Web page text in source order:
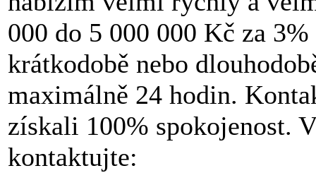
000 do 5 000 000 Kč za
krátkodobě nebo
maximálně 24 hodin.
získali 100% spokojenost.
kontaktujte: